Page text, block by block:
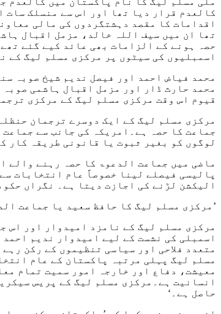
کالعدم قرار دیا تھا اور اس سے منسلک سات
اقدامات کا مقصد دہشتگردوں کی مالی
تھا ان میں سیف اللہ خالد، مزمل اقبال
حصہ ہونے کے الزامات بھی عائد کیے گئے
اسمبلیوں کی سیٹوں پر مرکزی مسلم لیگ کے
قیوم اس وقت مرکزی مسلم لیگ کے مرکزی
مرکزی مسلم لیگ کے ایک دوسرے ترجمان
جماعت کا حصہ ہے۔امریکہ کی جانب سے
لوگوں کو بغیر ثبوت یا قانونی طریقہ کار
ماضی میں جماعت الدعوۃ کا حصہ رہنے والے
پالیسی فیصلے لینا خصوصاً عام انتخابات
الیکشن لڑنے کی اجازت دیتا ہے۔ نگراں
’مرکزی مسلم لیگ کا حافظ سعید یا جماعت
مرکزی مسلم لیگ کے نامزد امیدوار اور اس
متعدد فلاحی اور سیاسی تنظیموں کے رکن
مسلم لیگ پہلی مرتبہ پاکستان کے عام
معیشت، دفاع اور خارجہ امور سمیت تمام
انسانیت ہے۔مرکزی مسلم لیگ کے پریس
حاصل ہے۔‘